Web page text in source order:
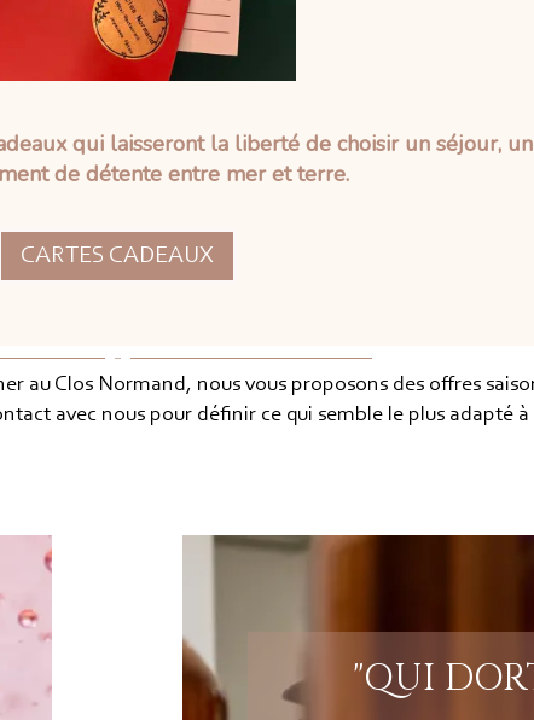
qui laisseront la liberté de choisir un séjour,
de détente entre mer et terre.
CARTES CADEAUX
au Clos Normand, nous vous proposons des offres
avec nous pour définir ce qui semble le plus adapté à
"QUI